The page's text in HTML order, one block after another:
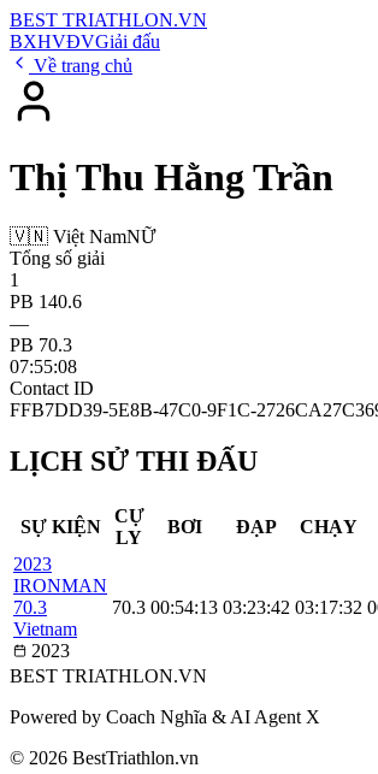
BEST TRIATHLON.VN
BXHVĐVGiải đấu
Về trang chủ
Thị Thu Hằng Trần
🇻🇳 Việt NamNỮ
Tổng số giải
1
PB 140.6
—
PB 70.3
07:55:08
Contact ID
FFB7DD39-5E8B-47C0-9F1C-
LỊCH SỬ THI ĐẤU
SỰ KIỆN
CỰ
LY
BƠI ĐẠP CHẠY
2023
IRONMAN
70.3
Vietnam
2023
70.3 00:54:13 03:23:42 03:17:32
BEST TRIATHLON.VN
Powered by Coach Nghĩa & AI Agent X
© 2026 BestTriathlon.vn